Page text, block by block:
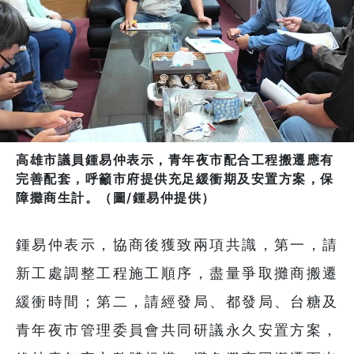
高雄市議員鍾易仲表示，青年夜市配合工程搬遷應有
完善配套，呼籲市府提供充足緩衝期及安置方案，保
障攤商生計。（圖/鍾易仲提供）
鍾易仲表示，協商後獲致兩項共識，第一，請
新工處調整工程施工順序，盡量爭取攤商搬遷
緩衝時間；第二，請經發局、都發局、台糖及
青年夜市管理委員會共同研議永久安置方案，